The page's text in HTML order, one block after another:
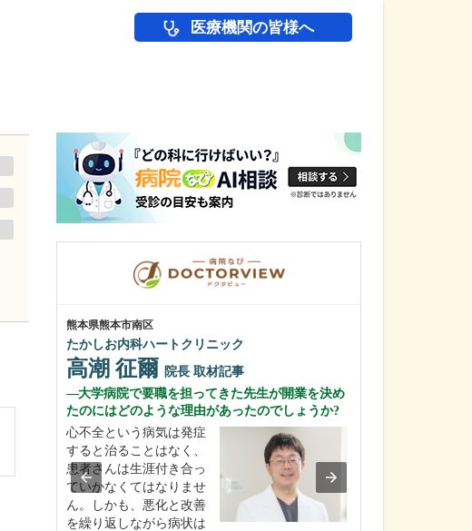
医療機関の皆様へ
熊本県熊本市南区
たかしお内科ハートクリニック
高潮 征爾 院長 取材記事
大学病院で要職を担ってきた先生が開業を決め
たのにはどのような理由があったのでしょうか?
心不全という病気は発症
すると治ることはなく、
患者さんは生涯付き合っ
ていかなくてはなりませ
ん。しかも、悪化と改善
を繰り返しながら病状は